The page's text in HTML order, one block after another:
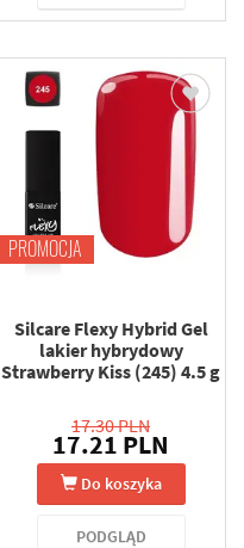
PROMOCJA
Silcare Flexy Hybrid Gel
lakier hybrydowy
Strawberry Kiss (245) 4.5 g
17.30 PLN
17.21 PLN
Do koszyka
PODGLĄD